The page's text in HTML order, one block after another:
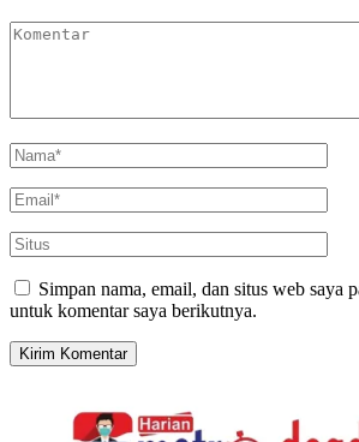
Simpan nama, email, dan situs web saya
untuk komentar saya berikutnya.